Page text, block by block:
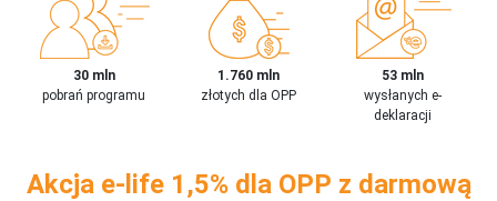
30 mln
pobrań programu
1.760 mln
złotych dla OPP
53 mln
wysłanych e-
deklaracji
Akcja e-life 1,5% dla OPP z darmową